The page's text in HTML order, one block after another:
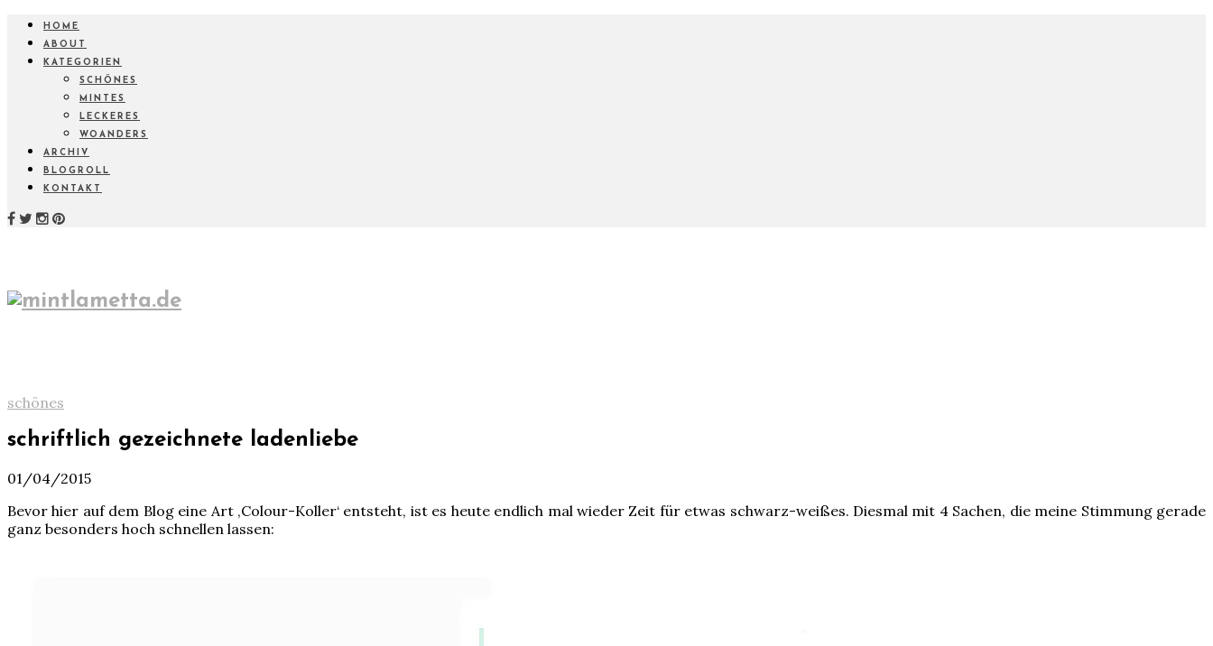
HOME
ABOUT
KATEGORIEN
SCHÖNES
MINTES
LECKERES
WOANDERS
ARCHIV
BLOGROLL
KONTAKT
schönes
schriftlich gezeichnete ladenliebe
01/04/2015
Bevor hier auf dem Blog eine Art ‚Colour-Koller‘ entsteht, ist es heute endlich mal wieder Zeit für etwas schwarz-weißes. Diesmal mit 4 Sachen, die meine Stimmung gerade
ganz besonders hoch schnellen lassen: